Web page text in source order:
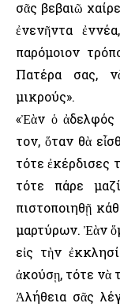
σᾶς βεβαιῶ
ἐνενῆντα
παρόμοιον
Πατέρα σας,
μικρούς».
«Ἐὰν ὁ ἀδελφός
τον, ὅταν θὰ
τότε ἐκέρδισες
τότε πάρε
πιστοποιηθῇ
μαρτύρων. Ἐὰν
εἰς τὴν
ἀκούσῃ, τότε νὰ
Ἀλήθεια σᾶς